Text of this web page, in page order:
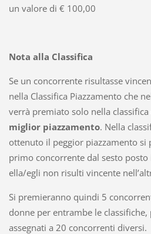
un valore di € 100,00
Nota alla Classifica
Se un concorrente risultasse
nella Classifica Piazzamento che
verrà premiato solo nella classifica
miglior piazzamento. Nella
ottenuto il peggior piazzamento si
primo concorrente dal sesto posto
ella/egli non risulti vincente
Si premieranno quindi 5
donne per entrambe le
assegnati a 20 concorrenti diversi.